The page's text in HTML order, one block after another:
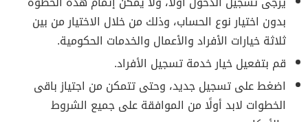
بدون اختيار نوع الحساب، وذلك من خلال الاختيار من بين
ثلاثة خيارات الأفراد والأعمال والخدمات الحكومية.
قم بتفعيل خيار خدمة تسجيل الأفراد.
اضغط على تسجيل جديد، وحتى تتمكن من اجتياز باقى
الخطوات لابد أولًا من الموافقة على جميع الشروط